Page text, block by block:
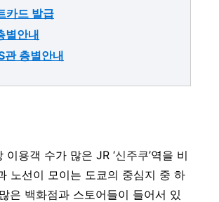
카드 발급
별안내
관 층별안내
이용객 수가 많은 JR ‘신주쿠’역을 비
노선이 모이는 도쿄의 중심지 중 하
은 백화점과 스토어들이 들어서 있